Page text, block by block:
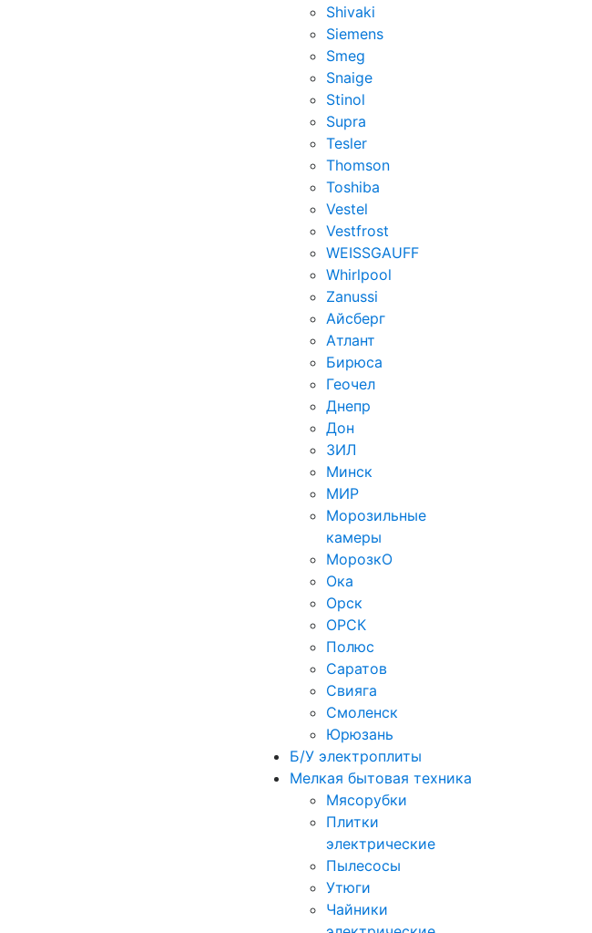
Shivaki
Siemens
Smeg
Snaige
Stinol
Supra
Tesler
Thomson
Toshiba
Vestel
Vestfrost
WEISSGAUFF
Whirlpool
Zanussi
Айсберг
Атлант
Бирюса
Геочел
Днепр
Дон
ЗИЛ
Минск
МИР
Морозильные
камеры
МорозкО
Ока
Орск
ОРСК
Полюс
Саратов
Свияга
Смоленск
Юрюзань
Б/У электроплиты
Мелкая бытовая техника
Мясорубки
Плитки
электрические
Пылесосы
Утюги
Чайники